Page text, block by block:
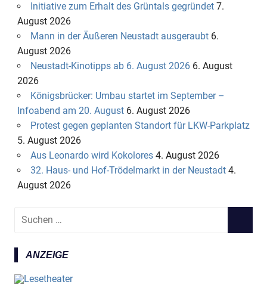
Initiative zum Erhalt des Grüntals gegründet 7.
August 2026
Mann in der Äußeren Neustadt ausgeraubt 6.
August 2026
Neustadt-Kinotipps ab 6. August 2026 6. August
2026
Königsbrücker: Umbau startet im September –
Infoabend am 20. August 6. August 2026
Protest gegen geplanten Standort für LKW-Parkplatz
5. August 2026
Aus Leonardo wird Kokolores 4. August 2026
32. Haus- und Hof-Trödelmarkt in der Neustadt 4.
August 2026
e
ANZEIGE